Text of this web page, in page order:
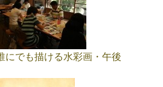
にでも描ける水彩画・午後